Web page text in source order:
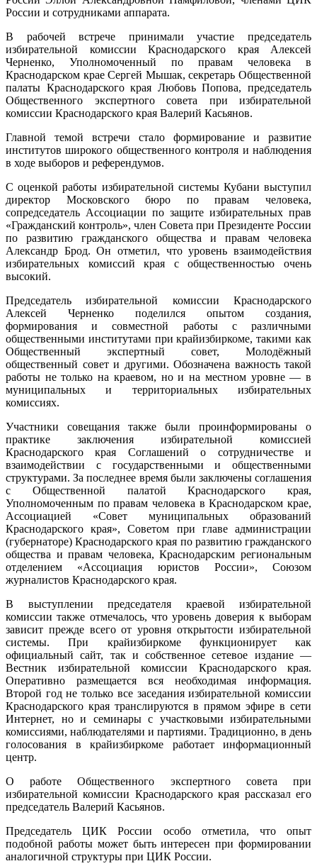
России и сотрудниками аппарата.
В рабочей встрече принимали участие председатель
избирательной комиссии Краснодарского края Алексей
Черненко, Уполномоченный по правам человека в
Краснодарском крае Сергей Мышак, секретарь Общественной
палаты Краснодарского края Любовь Попова, председатель
Общественного экспертного совета при избирательной
комиссии Краснодарского края Валерий Касьянов.
Главной темой встречи стало формирование и развитие
институтов широкого общественного контроля и наблюдения
в ходе выборов и референдумов.
С оценкой работы избирательной системы Кубани выступил
директор Московского бюро по правам человека,
сопредседатель Ассоциации по защите избирательных прав
«Гражданский контроль», член Совета при Президенте России
по развитию гражданского общества и правам человека
Александр Брод. Он отметил, что уровень взаимодействия
избирательных комиссий края с общественностью очень
высокий.
Председатель избирательной комиссии Краснодарского
Алексей Черненко поделился опытом создания,
формирования и совместной работы с различными
общественными институтами при крайизбиркоме, такими как
Общественный экспертный совет, Молодёжный
общественный совет и другими. Обозначена важность такой
работы не только на краевом, но и на местном уровне — в
муниципальных и территориальных избирательных
комиссиях.
Участники совещания также были проинформированы о
практике заключения избирательной комиссией
Краснодарского края Соглашений о сотрудничестве и
взаимодействии с государственными и общественными
структурами. За последнее время были заключены соглашения
с Общественной палатой Краснодарского края,
Уполномоченным по правам человека в Краснодарском крае,
Ассоциацией «Совет муниципальных образований
Краснодарского края», Советом при главе администрации
(губернаторе) Краснодарского края по развитию гражданского
общества и правам человека, Краснодарским региональным
отделением «Ассоциация юристов России», Союзом
журналистов Краснодарского края.
В выступлении председателя краевой избирательной
комиссии также отмечалось, что уровень доверия к выборам
зависит прежде всего от уровня открытости избирательной
системы. При крайизбиркоме функционирует как
официальный сайт, так и собственное сетевое издание —
Вестник избирательной комиссии Краснодарского края.
Оперативно размещается вся необходимая информация.
Второй год не только все заседания избирательной комиссии
Краснодарского края транслируются в прямом эфире в сети
Интернет, но и семинары с участковыми избирательными
комиссиями, наблюдателями и партиями. Традиционно, в день
голосования в крайизбиркоме работает информационный
центр.
О работе Общественного экспертного совета при
избирательной комиссии Краснодарского края рассказал его
председатель Валерий Касьянов.
Председатель ЦИК России особо отметила, что опыт
подобной работы может быть интересен при формировании
аналогичной структуры при ЦИК России.